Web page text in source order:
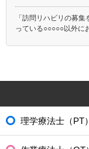
「訪問リハビリの募
っている○○○○○以外に
理学療法士（PT）